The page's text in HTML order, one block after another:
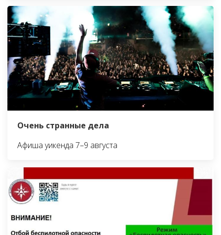
Очень странные дела
Афиша уикенда 7–9 августа